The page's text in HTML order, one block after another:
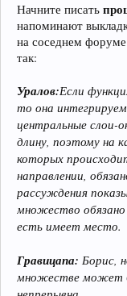
Начните писать
напоминают
на соседнем
так:
Уралов:Если
то она
центральные слои-
длину, поэтому на
которых
направлении,
рассуждения
множество обязано
есть имеет место.
Гравицапа: Борис,
множестве может